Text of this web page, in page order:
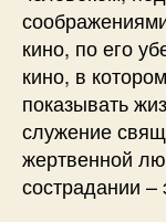
кино, по его
кино, в
показывать
служение
жертвенной
сострадании –